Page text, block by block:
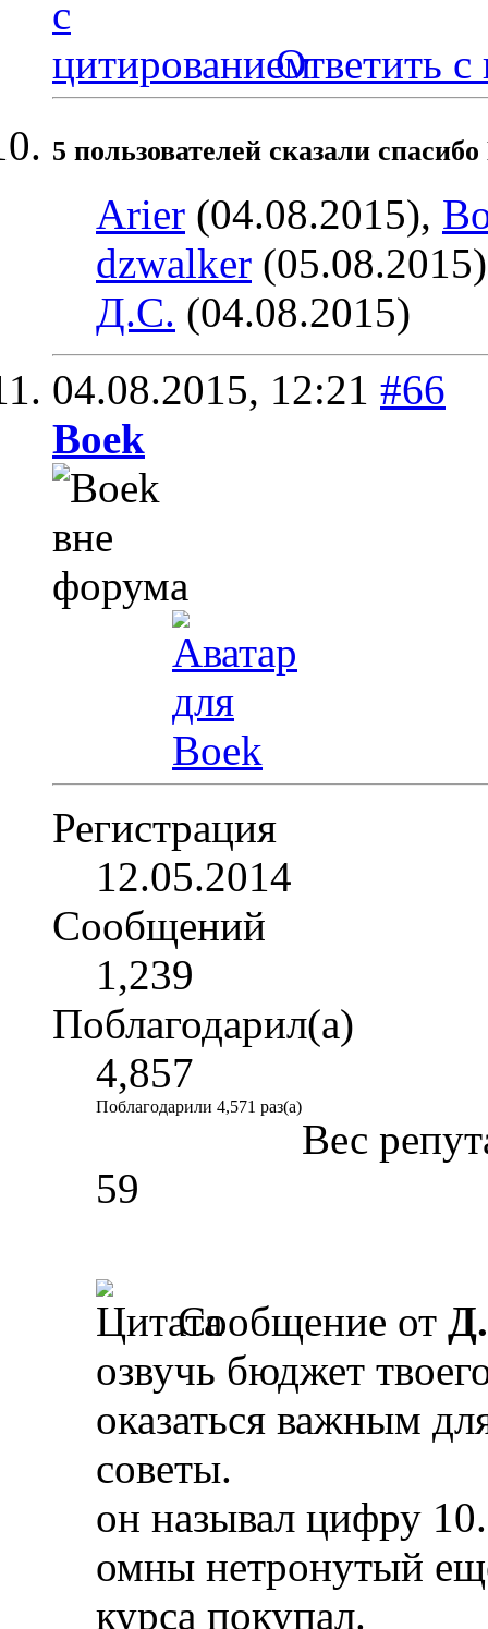
Ответить с
5 пользователей сказали
Arier (04.08.2015),
dzwalker
Д.С. (04.08.2015)
04.08.2015, 12:21 #66
Boek
Регистрация
12.05.2014
Сообщений
1,239
Поблагодарил(а)
4,857
Поблагодарили 4,571 раз(а)
Вес
59
Сообщение от
озвучь бюджет
оказаться важным
советы.
он называл цифру
омны нетронутый
курса покупал.